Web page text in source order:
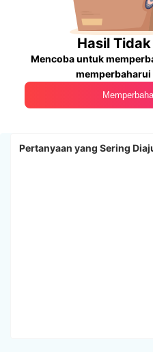
Hasil
Mencoba untuk
Pertanyaan yang Sering